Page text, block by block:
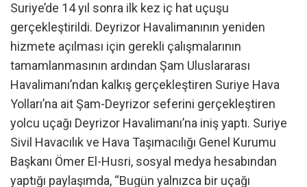
Suriye’de 14 yıl sonra ilk kez iç hat uçuşu
gerçekleştirildi. Deyrizor Havalimanının yeniden
hizmete açılması için gerekli çalışmalarının
tamamlanmasının ardından Şam Uluslararası
Havalimanı’ndan kalkış gerçekleştiren Suriye Hava
Yolları’na ait Şam-Deyrizor seferini gerçekleştiren
yolcu uçağı Deyrizor Havalimanı’na iniş yaptı. Suriye
Sivil Havacılık ve Hava Taşımacılığı Genel Kurumu
Başkanı Ömer El-Husri, sosyal medya hesabından
yaptığı paylaşımda, “Bugün yalnızca bir uçağı